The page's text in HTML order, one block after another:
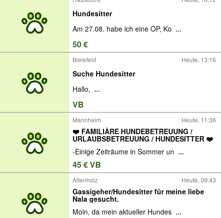
Hundesitter
Am 27.08. habe ich eine OP, Ko ...
50 €
Bielefeld Heute, 13:16
Suche Hundesitter
Hallo, ...
VB
Mannheim Heute, 11:36
❤️ FAMILIÄRE HUNDEBETREUUNG /
URLAUBSBETREUUNG / HUNDESITTER ❤️
-Einige Zeiträume in Sommer un ...
45 € VB
Altenholz Heute, 09:43
Gassigeher/Hundesitter für meine liebe
Nala gesucht.
Moin, da mein aktueller Hundes ...